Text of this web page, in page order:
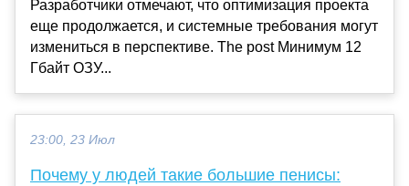
Разработчики отмечают, что оптимизация проекта
еще продолжается, и системные требования могут
измениться в перспективе. The post Минимум 12
Гбайт ОЗУ...
23:00, 23 Июл
Почему у людей такие большие пенисы: